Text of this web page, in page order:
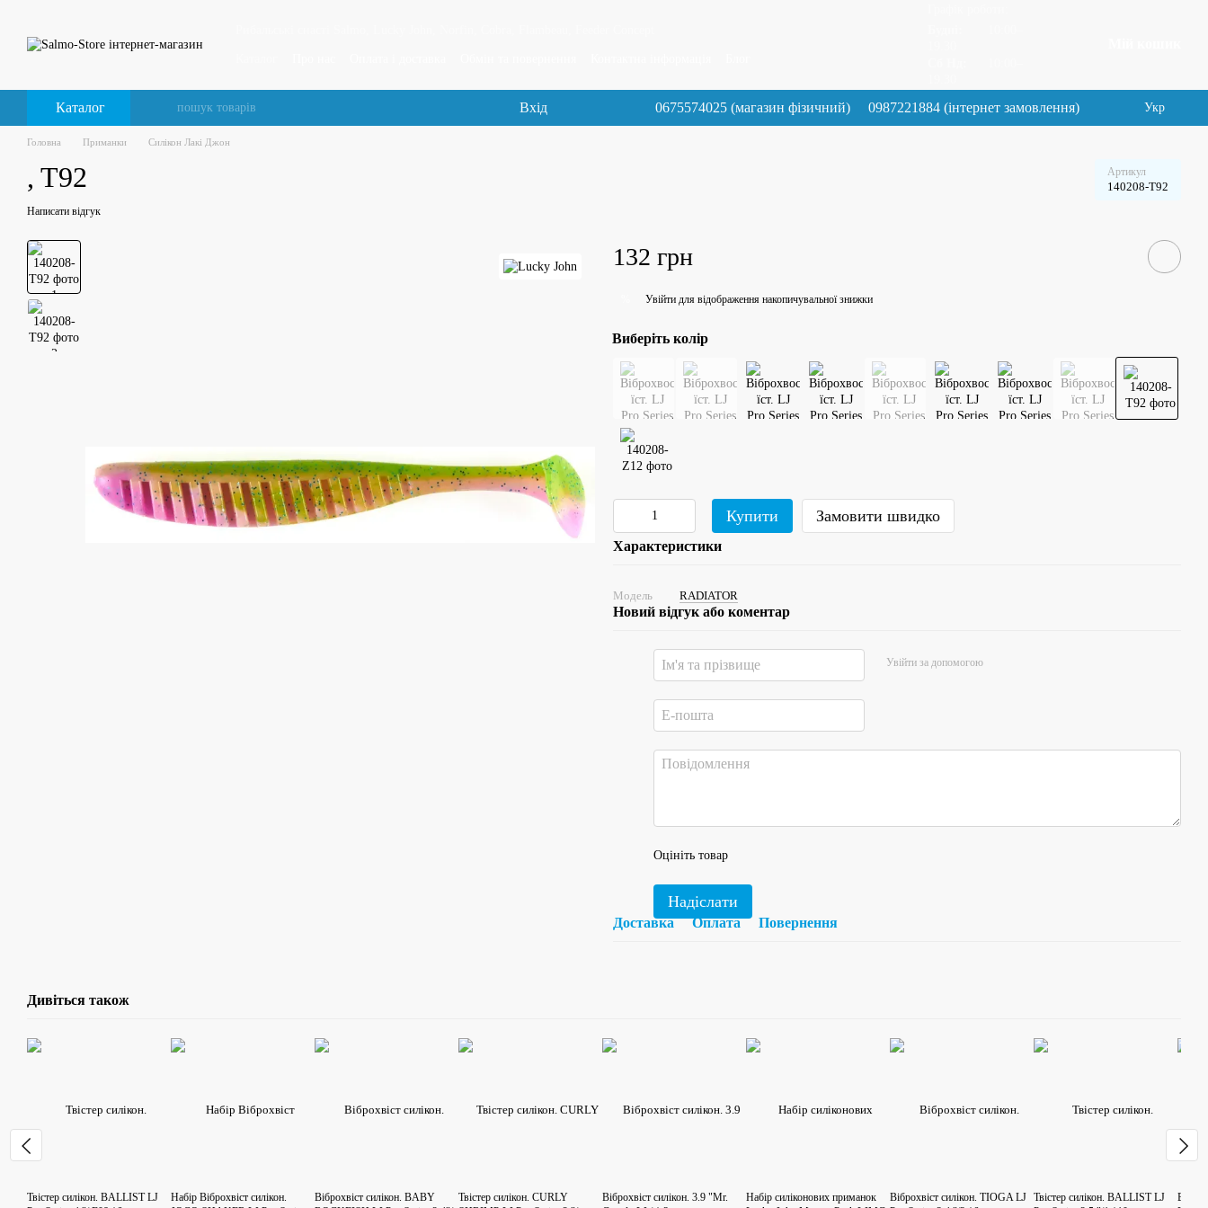
Каталог Вхід 0675574025 (магазин фізичний) 0987221884 (інтернет замовлення) Укр
Головна Приманки Силікон Лакі Джон
, T92 Артикул
140208-T92
Написати відгук
132 грн
Увійти для відображення накопичувальної знижки
Виберіть колір
Купити Замовити швидко
Характеристики
Модель RADIATOR
Новий відгук або коментар
Увійти за допомогою
Оцініть товар
Надіслати
Доставка Оплата Повернення
Дивіться також
Твістер силікон. BALLIST LJ
Набір Віброхвіст силікон.
Віброхвіст силікон. BABY
Твістер силікон. CURLY
Віброхвіст силікон. 3.9 "Mr.
Набір силіконових приманок
Віброхвіст силікон. TIOGA LJ Твістер силікон. BALLIST LJ